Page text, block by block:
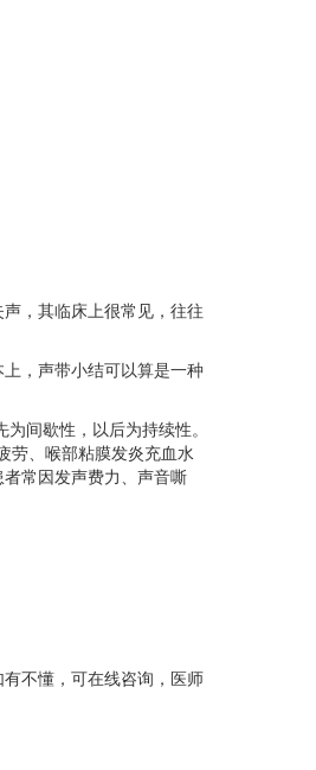
，其临床上很常见，往往
上，声带小结可以算是一种
间歇性，以后为持续性。
劳、喉部粘膜发炎充血水
常因发声费力、声音嘶
不懂，可在线咨询，医师